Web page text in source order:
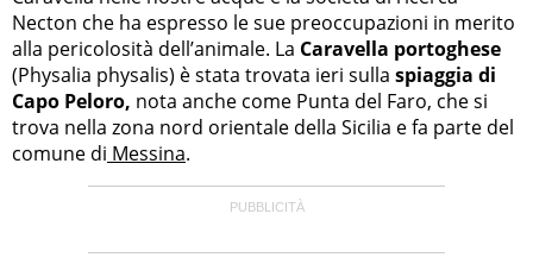
Necton che ha espresso le sue preoccupazioni in merito
alla pericolosità dell’animale. La Caravella portoghese
(Physalia physalis) è stata trovata ieri sulla spiaggia di
Capo Peloro, nota anche come Punta del Faro, che si
trova nella zona nord orientale della Sicilia e fa parte del
comune di Messina.